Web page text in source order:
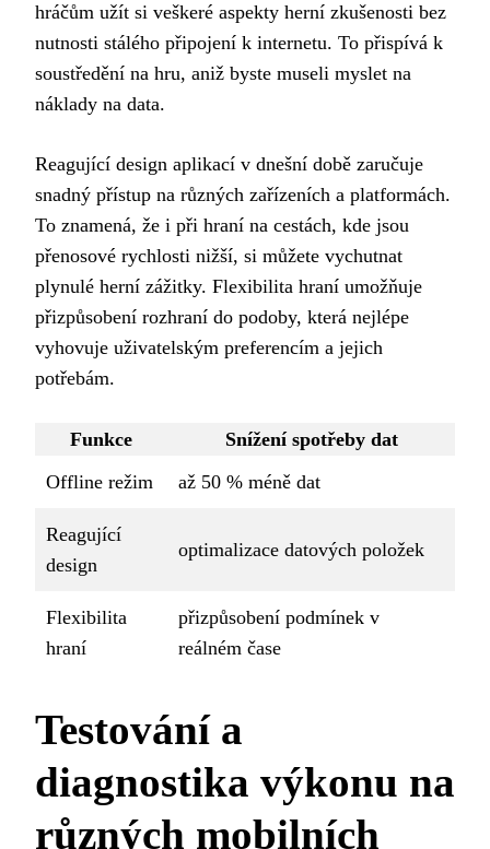
hráčům užít si veškeré aspekty herní zkušenosti bez
nutnosti stálého připojení k internetu. To přispívá k
soustředění na hru, aniž byste museli myslet na
náklady na data.
Reagující design aplikací v dnešní době zaručuje
snadný přístup na různých zařízeních a platformách.
To znamená, že i při hraní na cestách, kde jsou
přenosové rychlosti nižší, si můžete vychutnat
plynulé herní zážitky. Flexibilita hraní umožňuje
přizpůsobení rozhraní do podoby, která nejlépe
vyhovuje uživatelským preferencím a jejich
potřebám.
Funkce
Snížení spotřeby dat
Offline režim
až 50 % méně dat
Reagující
design
optimalizace datových položek
Flexibilita
hraní
přizpůsobení podmínek v
reálném čase
Testování a
diagnostika výkonu na
různých mobilních